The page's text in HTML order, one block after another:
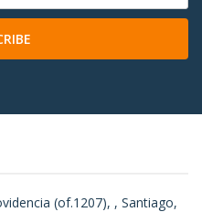
(of.1207), , Santiago,